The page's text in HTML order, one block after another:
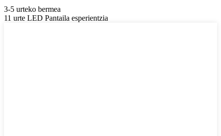
3-5 urteko bermea
11 urte LED Pantaila esperientzia